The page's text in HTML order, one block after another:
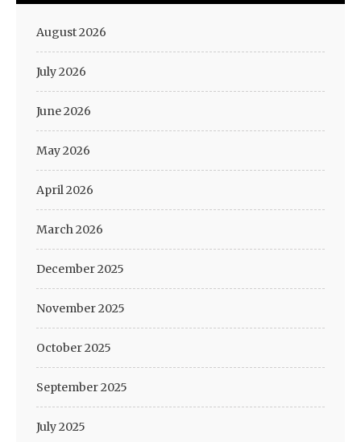
August 2026
July 2026
June 2026
May 2026
April 2026
March 2026
December 2025
November 2025
October 2025
September 2025
July 2025